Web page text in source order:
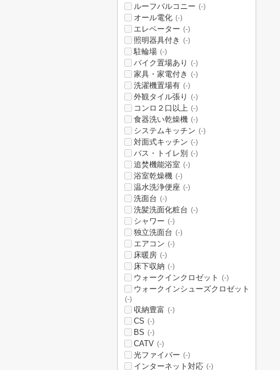
ルーフバルコニー (-)
オール電化 (-)
エレベーター (-)
照明器具付き (-)
駐輪場 (-)
バイク置場あり (-)
家具・家電付き (-)
洗濯機置場有 (-)
外観タイル張り (-)
コンロ２口以上 (-)
食器洗い乾燥機 (-)
システムキッチン (-)
対面式キッチン (-)
バス・トイレ別 (-)
追焚機能浴室 (-)
浴室乾燥機 (-)
温水洗浄便座 (-)
洗面台 (-)
洗髪洗面化粧台 (-)
シャワー (-)
独立洗面台 (-)
エアコン (-)
床暖房 (-)
床下収納 (-)
ウォークインクロゼット (-)
ウォークインシューズクロゼット
(-)
収納豊富 (-)
CS (-)
BS (-)
CATV (-)
光ファイバー (-)
インターネット対応 (-)